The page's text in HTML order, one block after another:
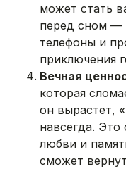
может стать
перед сном —
телефоны и
приключения
Вечная
которая
он вырастет,
навсегда.
любви и
сможет